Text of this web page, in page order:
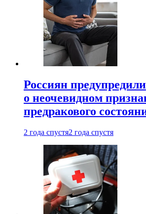
Россиян предупредили
о неочевидном
предракового
2 года спустя2 года спустя